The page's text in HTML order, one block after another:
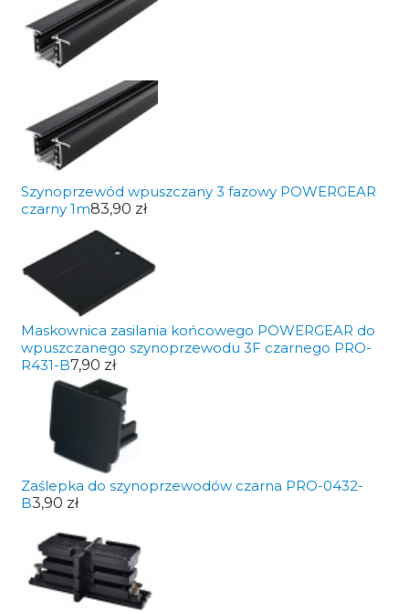
Szynoprzewód wpuszczany 3 fazowy POWERGEAR
czarny 1m83,90 zł
Maskownica zasilania końcowego POWERGEAR do
wpuszczanego szynoprzewodu 3F czarnego PRO-
R431-B7,90 zł
Zaślepka do szynoprzewodów czarna PRO-0432-
B3,90 zł